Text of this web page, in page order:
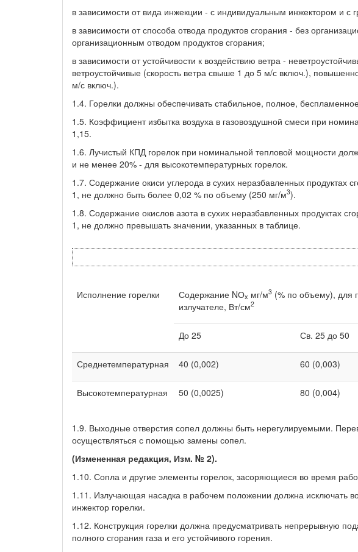
в зависимости от вида инжекции - с индивидуальным инжектором и с
в зависимости от способа отвода продуктов сгорания - без
организационным отводом продуктов сгорания;
в зависимости от устойчивости к воздействию ветра -
ветроустойчивые (скорость ветра свыше 1 до 5 м/с включ.),
м/с включ.).
1.4. Горелки должны обеспечивать стабильное, полное,
1.5. Коэффициент избытка воздуха в газовоздушной смеси при
1,15.
1.6. Лучистый КПД горелок при номинальной тепловой мощности
и не менее 20% - для высокотемпературных горелок.
1.7. Содержание окиси углерода в сухих неразбавленных продуктах
1, не должно быть более 0,02 % по объему (250 мг/м3).
1.8. Содержание окислов азота в сухих неразбавленных продуктах
1, не должно превышать значении, указанных в таблице.
Исполнение горелки Содержание NОх мг/м3 (% по объему), для
излучателе, Вт/см2
До 25 Св. 25 до 50
Среднетемпературная 40 (0,002) 60 (0,003)
Высокотемпературная 50 (0,0025) 80 (0,004)
1.9. Выходные отверстия сопел должны быть нерегулируемыми.
осуществляться с помощью замены сопел.
(Измененная редакция, Изм. № 2).
1.10. Сопла и другие элементы горелок, засоряющиеся во время
1.11. Излучающая насадка в рабочем положении должна исключать
инжектор горелки.
1.12. Конструкция горелки должна предусматривать непрерывную
полного сгорания газа и его устойчивого горения.